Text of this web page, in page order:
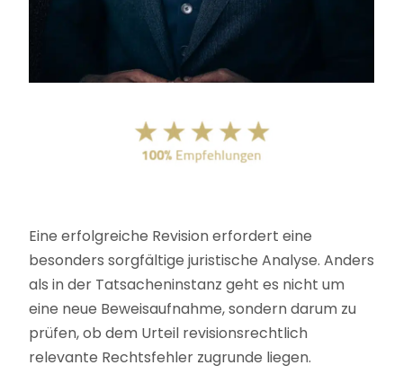
Eine erfolgreiche Revision erfordert eine
besonders sorgfältige juristische Analyse. Anders
als in der Tatsacheninstanz geht es nicht um
eine neue Beweisaufnahme, sondern darum zu
prüfen, ob dem Urteil revisionsrechtlich
relevante Rechtsfehler zugrunde liegen.